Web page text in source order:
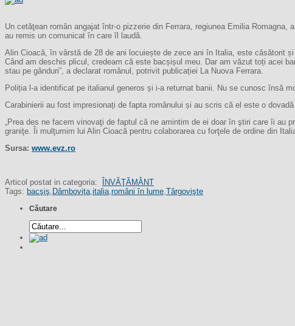
Un cetăţean român angajat într-o pizzerie din Ferrara, regiunea Emilia
au remis un comunicat în care îl laudă.
Alin Cioacă, în vârstă de 28 de ani locuiește de zece ani în Italia, este căsătorit
Când am deschis plicul, credeam că este bacșișul meu. Dar am văzut toți acei
stau pe gânduri”, a declarat românul, potrivit publicației La Nuova Ferrara.
Poliția l-a identificat pe italianul generos și i-a returnat banii. Nu se cunosc însă
Carabinierii au fost impresionați de fapta românului și au scris că el este o
„Prea des ne facem vinovaţi de faptul că ne amintim de ei doar în ştiri care îi au
graniţe. Îi mulţumim lui Alin Cioacă pentru colaborarea cu forţele de ordine din
Sursa: www.evz.ro
Articol postat in categoria:
ÎNVĂŢĂMÂNT
Tags: bacşiş, Dâmboviţa,italia,români în lume,Târgovişte
Căutare